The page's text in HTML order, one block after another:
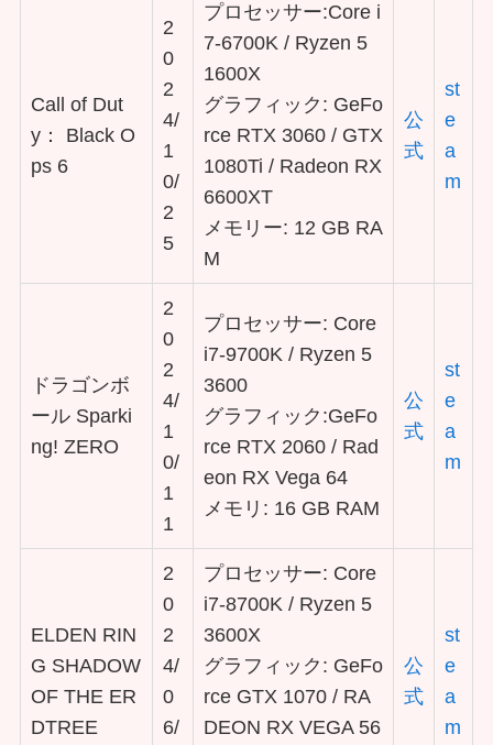
Call of Dut
y： Black O
ps 6
2
0
2
4/
1
0/
2
5
プロセッサー:Core i
7-6700K / Ryzen 5
1600X
グラフィック: GeFo
rce RTX 3060 / GTX
1080Ti / Radeon RX
6600XT
メモリー: 12 GB RA
M
公
式
st
e
a
m
ドラゴンボ
ール Sparki
ng! ZERO
2
0
2
4/
1
0/
1
1
プロセッサー: Core
i7-9700K / Ryzen 5
3600
グラフィック:GeFo
rce RTX 2060 / Rad
eon RX Vega 64
メモリ: 16 GB RAM
公
式
st
e
a
m
ELDEN RIN
G SHADOW
OF THE ER
DTREE
2
0
2
4/
0
6/
プロセッサー: Core
i7-8700K / Ryzen 5
3600X
グラフィック: GeFo
rce GTX 1070 / RA
DEON RX VEGA 56
公
式
st
e
a
m